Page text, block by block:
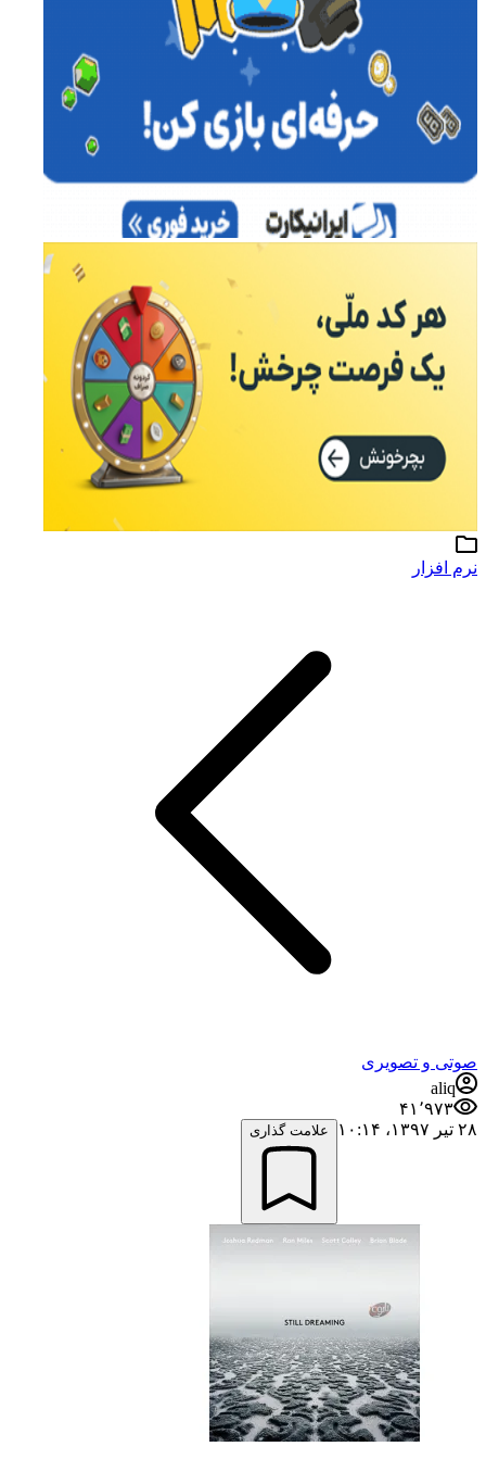
نرم افزار
صوتی و تصویری
aliq
۴۱٬۹۷۳
۲۸ تیر ۱۳۹۷،‏ ۱۰:۱۴
علامت گذاری